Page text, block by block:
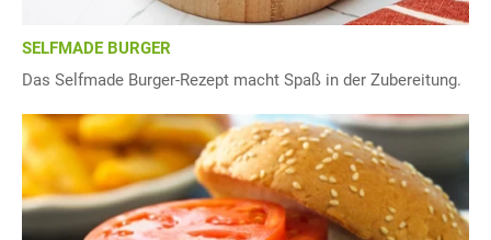
SELFMADE BURGER
Das Selfmade Burger-Rezept macht Spaß in der Zubereitung.